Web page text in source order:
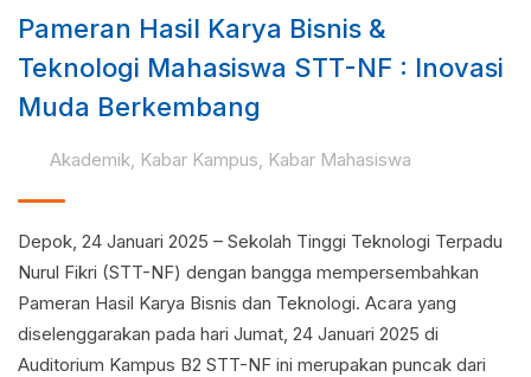
Pameran Hasil Karya Bisnis &
Teknologi Mahasiswa STT-NF : Inovasi
Muda Berkembang
Akademik, Kabar Kampus, Kabar Mahasiswa
Depok, 24 Januari 2025 – Sekolah Tinggi Teknologi Terpadu
Nurul Fikri (STT-NF) dengan bangga mempersembahkan
Pameran Hasil Karya Bisnis dan Teknologi. Acara yang
diselenggarakan pada hari Jumat, 24 Januari 2025 di
Auditorium Kampus B2 STT-NF ini merupakan puncak dari